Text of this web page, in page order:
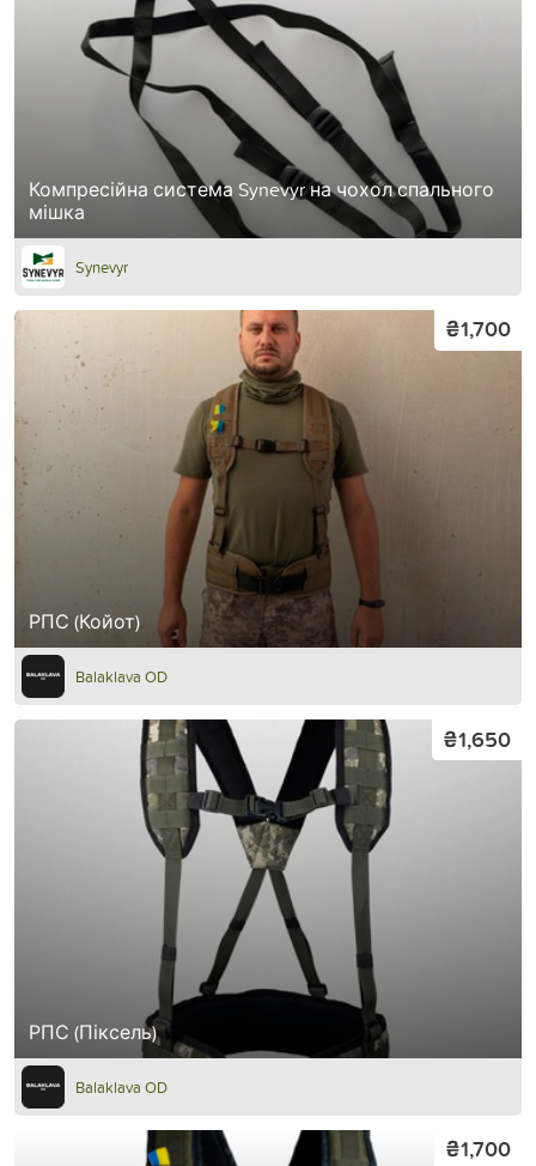
Компресійна система Synevyr на чохол спального
мішка
Synevyr
РПС (Койот)
₴1,700
Balaklava OD
РПС (Піксель)
₴1,650
Balaklava OD
₴1,700